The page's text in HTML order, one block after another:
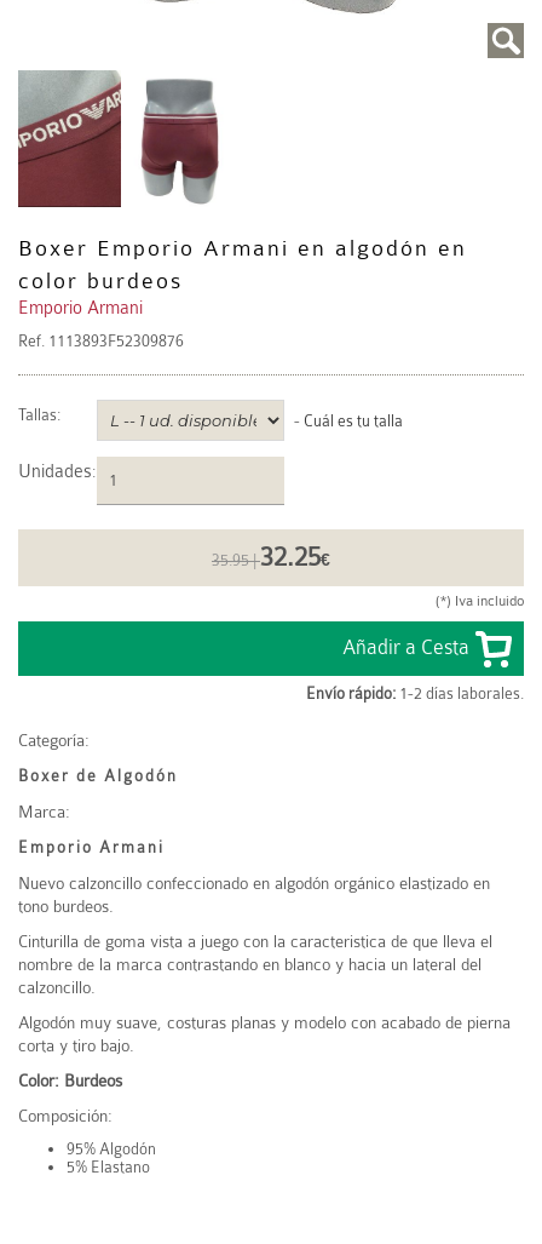
Boxer Emporio Armani en algodón en
color burdeos
Emporio Armani
Ref. 1113893F52309876
Tallas: - Cuál es tu talla
Unidades:
35.95 |32.25€
(*) Iva incluido
Envío rápido: 1-2 días laborales.
Categoría:
Boxer de Algodón
Marca:
Emporio Armani
Nuevo calzoncillo confeccionado en algodón orgánico elastizado en
tono burdeos.
Cinturilla de goma vista a juego con la caracteristica de que lleva el
nombre de la marca contrastando en blanco y hacia un lateral del
calzoncillo.
Algodón muy suave, costuras planas y modelo con acabado de pierna
corta y tiro bajo.
Color: Burdeos
Composición:
95% Algodón
5% Elastano